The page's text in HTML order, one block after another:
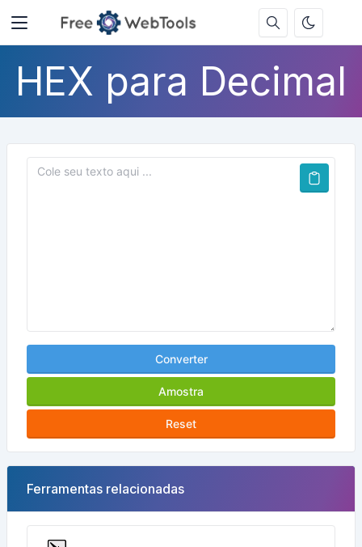
HEX para Decimal
Converter
Amostra
Reset
Ferramentas relacionadas